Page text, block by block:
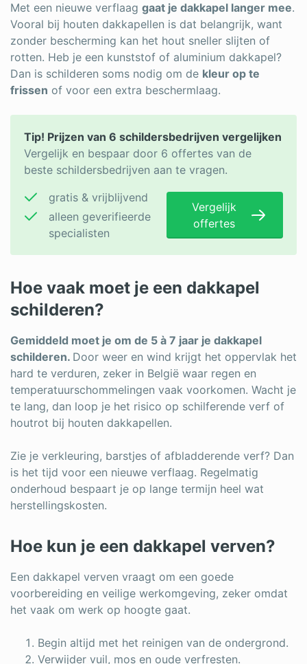
Met een nieuwe verflaag gaat je dakkapel langer mee.
Vooral bij houten dakkapellen is dat belangrijk, want
zonder bescherming kan het hout sneller slijten of
rotten. Heb je een kunststof of aluminium dakkapel?
Dan is schilderen soms nodig om de kleur op te
frissen of voor een extra beschermlaag.
Tip! Prijzen van 6 schildersbedrijven vergelijken
Vergelijk en bespaar door 6 offertes van de
beste schildersbedrijven aan te vragen.
gratis & vrijblijvend
alleen geverifieerde
specialisten
Vergelijk
offertes
Hoe vaak moet je een dakkapel
schilderen?
Gemiddeld moet je om de 5 à 7 jaar je dakkapel
schilderen. Door weer en wind krijgt het oppervlak het
hard te verduren, zeker in België waar regen en
temperatuurschommelingen vaak voorkomen. Wacht je
te lang, dan loop je het risico op schilferende verf of
houtrot bij houten dakkapellen.
Zie je verkleuring, barstjes of afbladderende verf? Dan
is het tijd voor een nieuwe verflaag. Regelmatig
onderhoud bespaart je op lange termijn heel wat
herstellingskosten.
Hoe kun je een dakkapel verven?
Een dakkapel verven vraagt om een goede
voorbereiding en veilige werkomgeving, zeker omdat
het vaak om werk op hoogte gaat.
Begin altijd met het reinigen van de ondergrond.
Verwijder vuil, mos en oude verfresten.